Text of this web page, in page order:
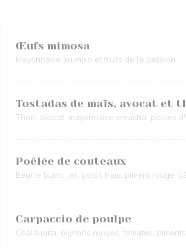
Œufs mimosa
Mayonnaise au miso et fruits de la passion
Tostadas de maïs, avocat et
Thon, avocat, mayonnaise sriracha, pickles
Poêlée de couteaux
Beurre blanc, ail, persil frais, piment rouge,
Carpaccio de poulpe
Chalaquita, oignons rouges, tomates,